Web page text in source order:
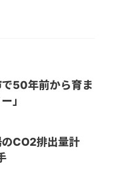
50年前から育ま
」
CO2排出量計